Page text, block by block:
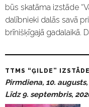
būs skatāma izstāde
dalībnieki dalās savā
brīnišķīgajā gadalaikā.
TTMS “ĢILDE”
Pirmdiena, 10.
Līdz 9. septembris,